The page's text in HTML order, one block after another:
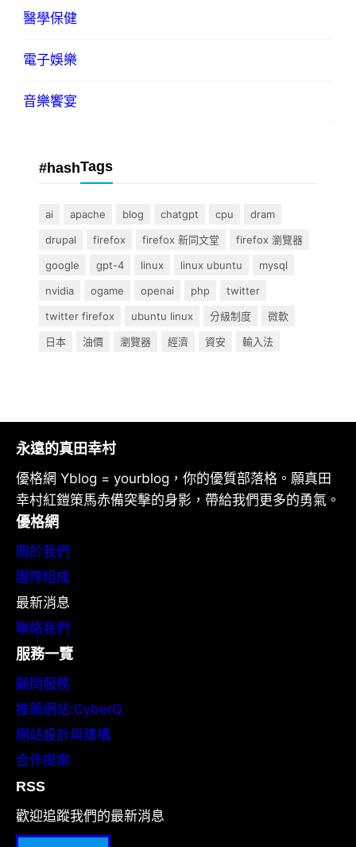
醫學保健
電子娛樂
音樂饗宴
#hashTags
ai apache blog chatgpt cpu
dram
drupal
firefox firefox 新同文堂
firefox 瀏覽器
google
gpt-4 linux linux ubuntu
mysql
nvidia
ogame openai php
twitter
twitter firefox
ubuntu linux 分級制度
微軟
日本
油價 瀏覽器 經濟 資安 輸入法
永遠的真田幸村
優格網 Yblog = yourblog，你的優質部落格。願真田
幸村紅鎧策馬赤備突擊的身影，帶給我們更多的勇氣。
優格網
關於我們
團隊組成
最新消息
聯絡我們
服務一覽
顧問服務
推薦網站:CyberQ
網站設計與建構
合作提案
RSS
歡迎追蹤我們的最新消息